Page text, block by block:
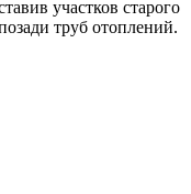
участков старого
труб отоплений.